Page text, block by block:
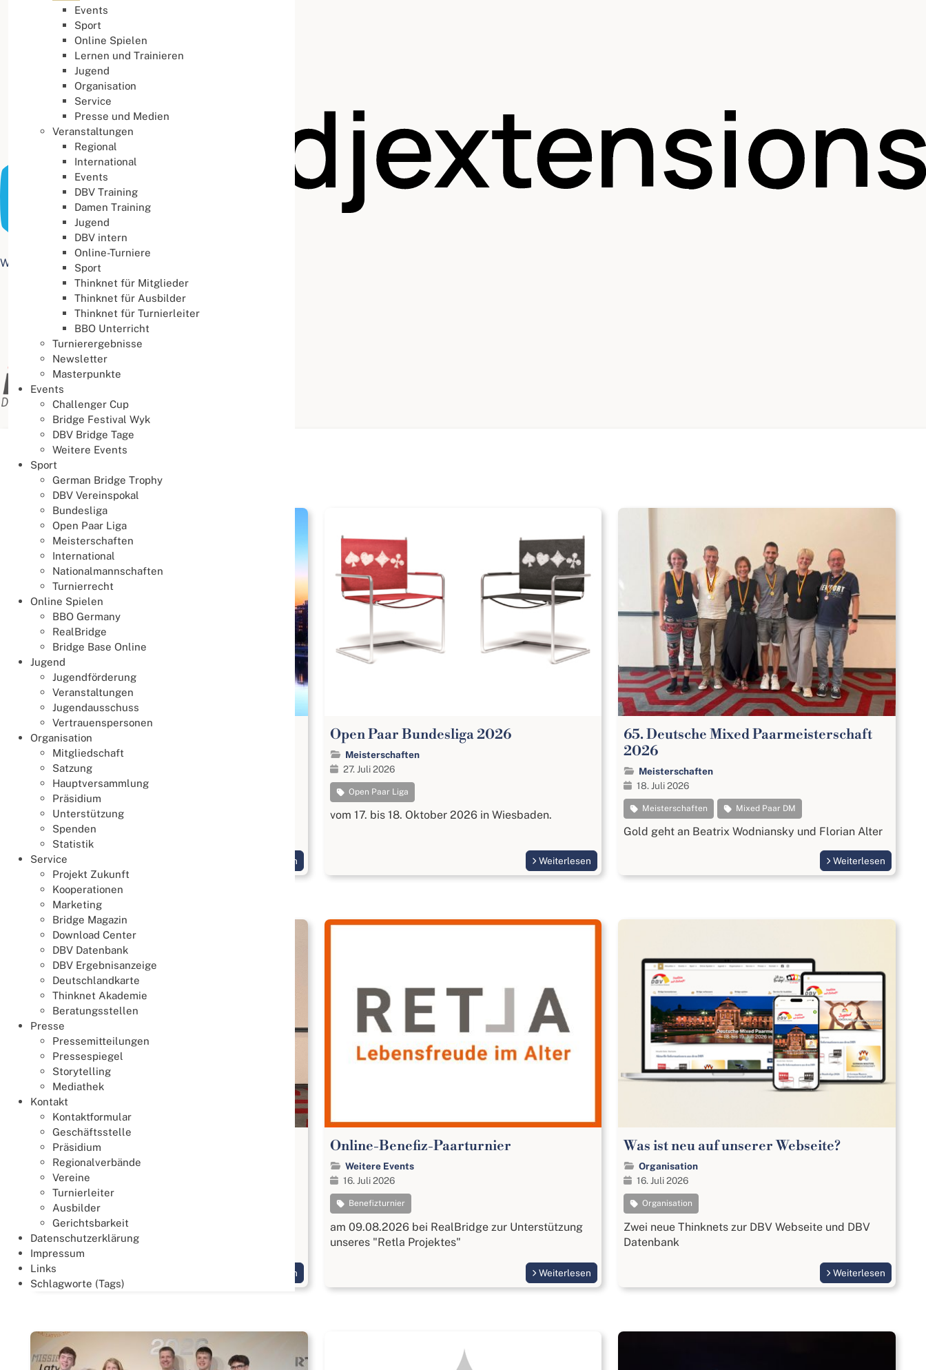
Buchstabenabstand
Web Accessibility plugin
Events
Sport
Online Spielen
Lernen und Trainieren
Jugend
Organisation
Service
Presse und Medien
Veranstaltungen
Regional
International
Events
DBV Training
Damen Training
Jugend
DBV intern
Online-Turniere
Sport
Thinknet für Mitglieder
Thinknet für Ausbilder
Thinknet für Turnierleiter
BBO Unterricht
Turnierergebnisse
Newsletter
Masterpunkte
Events
Challenger Cup
Bridge Festival Wyk
DBV Bridge Tage
Weitere Events
Sport
German Bridge Trophy
DBV Vereinspokal
Bundesliga
Open Paar Liga
Meisterschaften
International
Nationalmannschaften
Turnierrecht
Online Spielen
BBO Germany
RealBridge
Bridge Base Online
Jugend
Jugendförderung
Veranstaltungen
Jugendausschuss
Vertrauenspersonen
Organisation
Mitgliedschaft
Satzung
Hauptversammlung
Präsidium
Unterstützung
Spenden
Statistik
Service
Projekt Zukunft
Kooperationen
Marketing
Bridge Magazin
Download Center
DBV Datenbank
DBV Ergebnisanzeige
Deutschlandkarte
Thinknet Akademie
Beratungsstellen
Presse
Pressemitteilungen
Pressespiegel
Storytelling
Mediathek
Kontakt
Kontaktformular
Geschäftsstelle
Präsidium
Regionalverbände
Vereine
Turnierleiter
Ausbilder
Gerichtsbarkeit
Datenschutzerklärung
Impressum
Links
Schlagworte (Tags)
Aktuelle Seite: Startseite
News
Bridge Anfängerkurs in Frankfurt
Lernen & Trainieren
02. August 2026
Bridge kennenlernen
Start am 3. September 2026, 10 Termine jeweils
Donnerstags
Weiterlesen
Open Paar Bundesliga 2026
Meisterschaften
27. Juli 2026
Open Paar Liga
vom 17. bis 18. Oktober 2026 in Wiesbaden.
Weiterlesen
65. Deutsche Mixed Paarmeisterschaft
2026
Meisterschaften
18. Juli 2026
Meisterschaften Mixed Paar DM
Gold geht an Beatrix Wodniansky und Florian Alter
Weiterlesen
19. Deutsche Mixed Teammeisterschaft
2026
Meisterschaften
17. Juli 2026
Meisterschaften
Gold geht an das Team: "Drei Hände und ein Fuß"
Weiterlesen
Online-Benefiz-Paarturnier
Weitere Events
16. Juli 2026
Benefizturnier
am 09.08.2026 bei RealBridge zur Unterstützung
unseres "Retla Projektes"
Weiterlesen
Was ist neu auf unserer Webseite?
Organisation
16. Juli 2026
Organisation
Zwei neue Thinknets zur DBV Webseite und DBV
Datenbank
Weiterlesen